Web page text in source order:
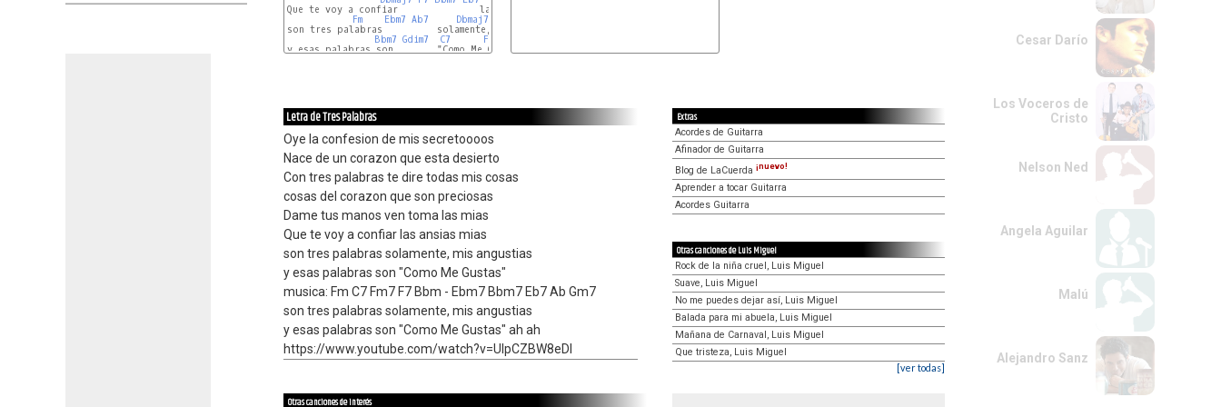
Que te voy a confiar               las ansias mias
Fm
Ebm7 Ab7 Dbmaj7
son tres palabras          solamente, mis angustias
Bbm7 Gdim7 C7 Fm
y esas palabras son        "Como Me Gustas"
Letra de Tres Palabras
Oye la confesion de mis secretoooos
Nace de un corazon que esta desierto
Con tres palabras te dire todas mis cosas
cosas del corazon que son preciosas
Dame tus manos ven toma las mias
Que te voy a confiar las ansias mias
son tres palabras solamente, mis angustias
y esas palabras son "Como Me Gustas"
musica: Fm C7 Fm7 F7 Bbm - Ebm7 Bbm7 Eb7 Ab Gm7
son tres palabras solamente, mis angustias
y esas palabras son "Como Me Gustas" ah ah
https://www.youtube.com/watch?v=UIpCZBW8eDI
Extras
Acordes de Guitarra
Afinador de Guitarra
Blog de LaCuerda ¡nuevo!
Aprender a tocar Guitarra
Acordes Guitarra
Otras canciones de Luis Miguel
Rock de la niña cruel, Luis Miguel
Suave, Luis Miguel
No me puedes dejar así, Luis Miguel
Balada para mi abuela, Luis Miguel
Mañana de Carnaval, Luis Miguel
Que tristeza, Luis Miguel
[ver todas]
Otras canciones de interés
Cesar Darío
Los Voceros de
Cristo
Nelson Ned
Angela Aguilar
Malú
Alejandro Sanz